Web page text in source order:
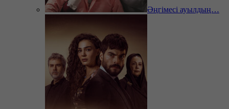
Әңгімесі ауылдың…